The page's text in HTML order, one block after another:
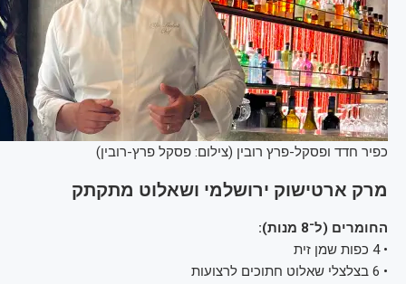
כפיר חדד ופסקל-פרץ רובין (צילום: פסקל פרץ-רובין)
מרק ארטישוק ירושלמי ושאלוט מתקתק
החומרים (ל־8 מנות):
• 4 כפות שמן זית
• 6 בצלצלי שאלוט חתוכים לרצועות